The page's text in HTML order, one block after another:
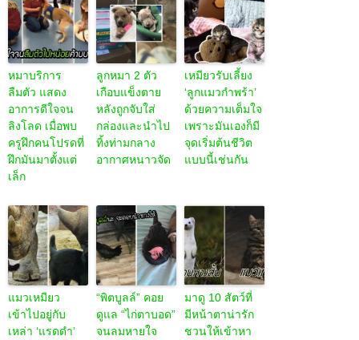
หมาบริการ
ลืมตัว แสดง
อาการดีใจจน
ลิงโลด เมื่อพบ
ครูฝึกคนโปรดที่
ฝึกมันมาตั้งแต่
เล็ก
ลูกหมา 2 ตัว
เกือบแข็งตาย
หลังถูกจับใส่
กล่องและนำไป
ทิ้งท่ามกลาง
อากาศหนาวจัด
เหมียวรับเลี้ยง
‘ลูกแมวกำพร้า’
ด้วยความเต็มใจ
เพราะมันเองก็มี
จุดเริ่มต้นชีวิต
แบบนี้เช่นกัน
แมวเหมียว
เข้าไปอยู่กับ
เหล่า ‘แรดดำ’
“พิตบูลล์” คอย
ดูแล “ไก่ตาบอด”
จนลมหายใจ
มาดู 10 สัตว์ที่
มีหน้าตาน่ารัก
ชวนให้เข้าหา